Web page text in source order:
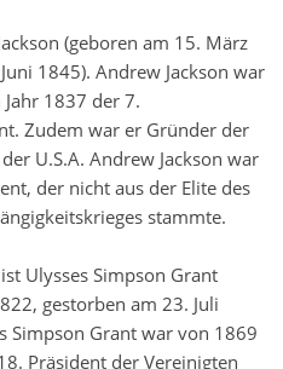
(geboren am 15. März
1845). Andrew Jackson war
1837 der 7.
Zudem war er Gründer der
U.S.A. Andrew Jackson war
der nicht aus der Elite des
stammte.
Ulysses Simpson Grant
gestorben am 23. Juli
Simpson Grant war von 1869
Präsident der Vereinigten